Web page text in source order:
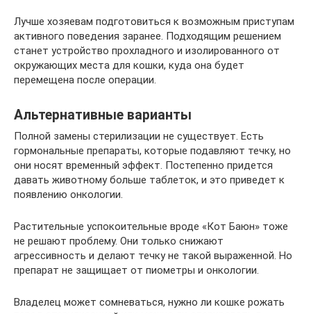
Лучше хозяевам подготовиться к возможным приступам
активного поведения заранее. Подходящим решением
станет устройство прохладного и изолированного от
окружающих места для кошки, куда она будет
перемещена после операции.
Альтернативные варианты
Полной замены стерилизации не существует. Есть
гормональные препараты, которые подавляют течку, но
они носят временный эффект. Постепенно придется
давать животному больше таблеток, и это приведет к
появлению онкологии.
Растительные успокоительные вроде «Кот Баюн» тоже
не решают проблему. Они только снижают
агрессивность и делают течку не такой выраженной. Но
препарат не защищает от пиометры и онкологии.
Владелец может сомневаться, нужно ли кошке рожать